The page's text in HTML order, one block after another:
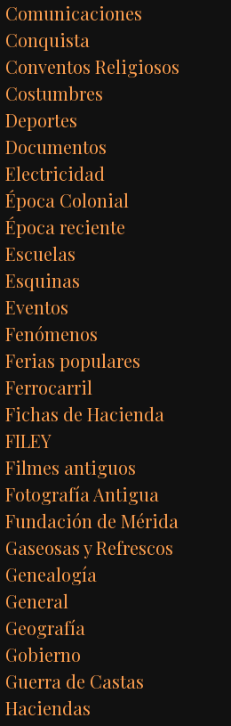
Comunicaciones
Conquista
Conventos Religiosos
Costumbres
Deportes
Documentos
Electricidad
Época Colonial
Época reciente
Escuelas
Esquinas
Eventos
Fenómenos
Ferias populares
Ferrocarril
Fichas de Hacienda
FILEY
Filmes antiguos
Fotografía Antigua
Fundación de Mérida
Gaseosas y Refrescos
Genealogía
General
Geografía
Gobierno
Guerra de Castas
Haciendas